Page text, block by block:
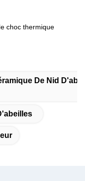
choc thermique
De Nid